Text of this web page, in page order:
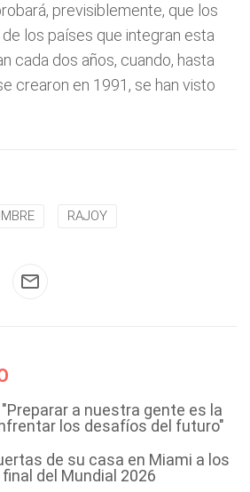
previsiblemente, que los
los países que integran esta
cada dos años, cuando, hasta
crearon en 1991, se han visto
RAJOY
a nuestra gente es la
los desafíos del futuro"
de su casa en Miami a los
del Mundial 2026